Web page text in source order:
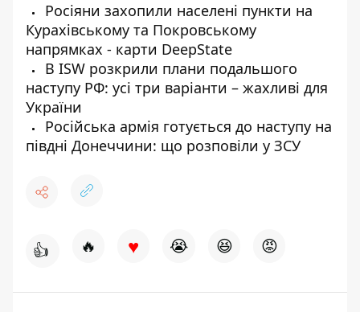
Росіяни захопили населені пункти на
Курахівському та Покровському
напрямках - карти DeepState
В ISW розкрили плани подальшого
наступу РФ: усі три варіанти – жахливі для
України
Російська армія готується до наступу на
півдні Донеччини: що розповіли у ЗСУ
👍 🔥 ♥ 😭 😆 😡